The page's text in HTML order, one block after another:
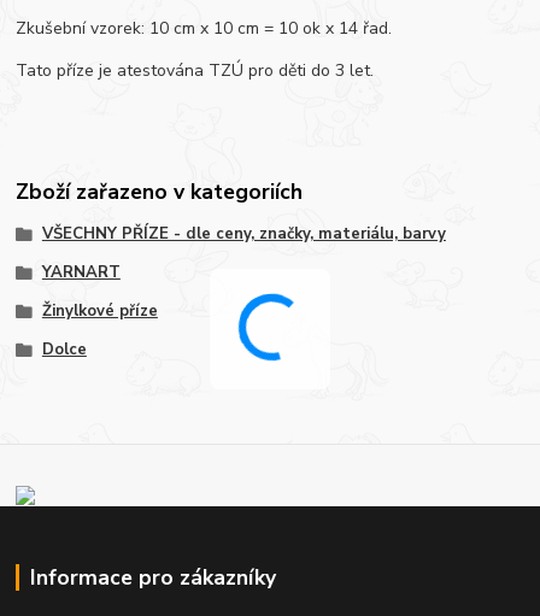
Zkušební vzorek: 10 cm x 10 cm = 10 ok x 14 řad.
Tato příze je atestována TZÚ pro děti do 3 let.
Zboží zařazeno v kategoriích
VŠECHNY PŘÍZE - dle ceny, značky, materiálu, barvy
YARNART
Žinylkové příze
Dolce
Informace pro zákazníky